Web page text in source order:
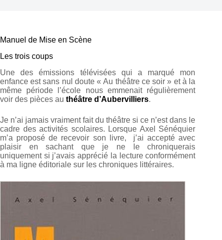
Manuel de Mise en Scène
Les trois coups
Une des émissions télévisées qui a marqué mon
enfance est sans nul doute « Au théâtre ce soir » et à la
même période l’école nous emmenait régulièrement
voir des pièces au théâtre d’Aubervilliers.
Je n’ai jamais vraiment fait du théâtre si ce n’est dans le
cadre des activités scolaires. Lorsque Axel Sénéquier
m’a proposé de recevoir son livre, j’ai accepté avec
plaisir en sachant que je ne le chroniquerais
uniquement si j’avais apprécié la lecture conformément
à ma ligne éditoriale sur les chroniques littéraires.